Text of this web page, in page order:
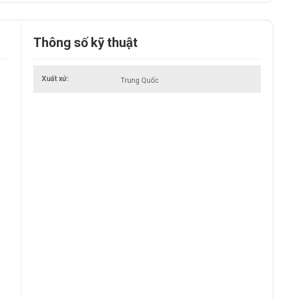
Thông số kỹ thuật
Xuất xứ Trung Quốc